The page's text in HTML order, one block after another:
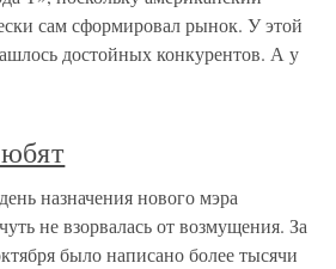
сам сформировал рынок. У этой
достойных конкурентов. А у
назначения нового мэра
не взорвалась от возмущения. За
было написано более тысячи